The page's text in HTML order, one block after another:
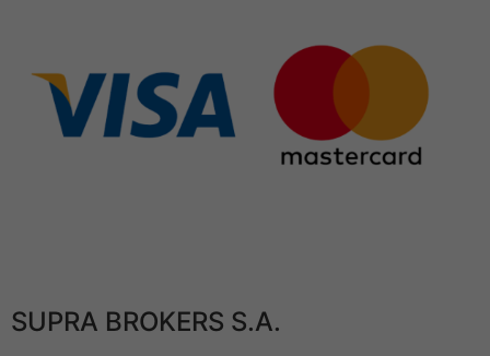
SUPRA BROKERS S.A.